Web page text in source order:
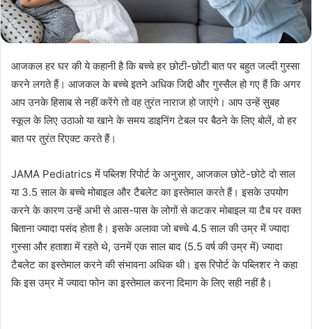
आजकल हर घर की ये कहानी है कि बच्चे हर छोटी-छोटी बात पर बहुत जल्दी गुस्सा
करने लगते हैं। आजकल के बच्चे इतने अधिक जिद्दी और गुस्‍सैल हो गए हैं कि अगर
आप उनके हिसाब से नहीं करेंगे तो वह तुरंत नाराज हो जाएंगे। आप उन्हें सुबह
स्कूल के लिए उठाओ या खाने के समय डाइनिंग टेबल पर बैठने के लिए बोलें, वो हर
बात पर तुरंत रिएक्ट करते हैं।
JAMA Pediatrics में पब्लिश रिपोर्ट के अनुसार, आजकल छोटे-छोटे दो साल
या 3.5 साल के बच्चे मोबाइल और टैबलेट का इस्तेमाल करते हैं। इसके उपयोग
करने के कारण उन्हें अभी से आस-पास के लोगों से कटकर मोबाइल या टैब पर वक्त
बिताना ज्यादा पसंद होता है। इसके अलावा जो बच्चे 4.5 साल की उम्र में ज्‍यादा
गुस्सा और हताशा में रहते थे, उनमें एक साल बाद (5.5 वर्ष की उम्र में) ज्‍यादा
टैबलेट का इस्तेमाल करने की संभावना अधिक थी। इस रिपोर्ट के पब्लिशर ने कहा
कि इस उम्र में ज्यादा फोन का इस्तेमाल करना दिमाग के लिए सही नहीं है।